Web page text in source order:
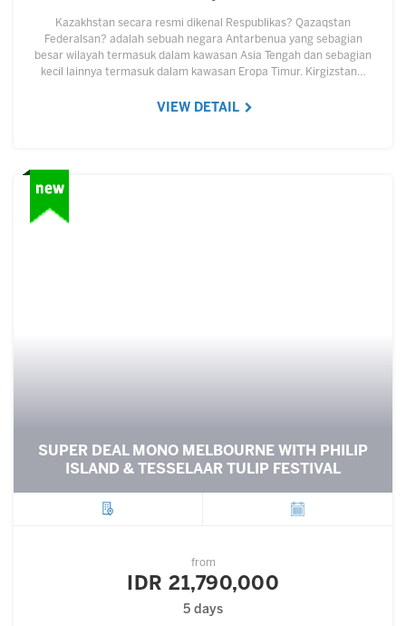
Kazakhstan secara resmi dikenal Respublikas? Qazaqstan
Federalsan? adalah sebuah negara Antarbenua yang sebagian
besar wilayah termasuk dalam kawasan Asia Tengah dan sebagian
kecil lainnya termasuk dalam kawasan Eropa Timur. Kirgizstan…
VIEW DETAIL
SUPER DEAL MONO MELBOURNE WITH PHILIP
ISLAND & TESSELAAR TULIP FESTIVAL
from
IDR 21,790,000
5 days